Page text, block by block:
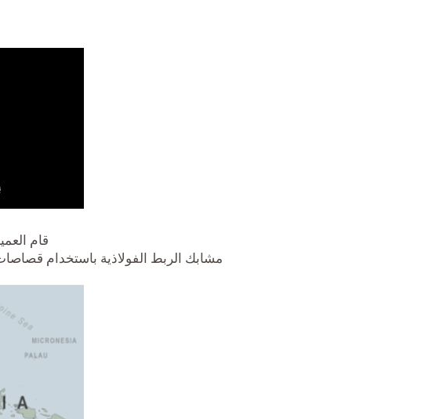
قام
مشابك الربط الفولاذية باستخدام